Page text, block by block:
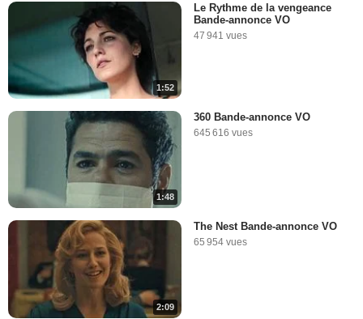
1:52
Le Rythme de la vengeance
Bande-annonce VO
47 941 vues
1:48
360 Bande-annonce VO
645 616 vues
2:09
The Nest Bande-annonce VO
65 954 vues